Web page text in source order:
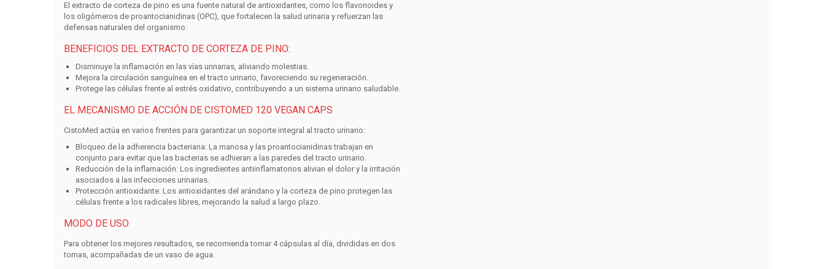
El extracto de corteza de pino es una fuente natural de antioxidantes, como los flavonoides y
los oligómeros de proantocianidinas (OPC), que fortalecen la salud urinaria y refuerzan las
defensas naturales del organismo.
BENEFICIOS DEL EXTRACTO DE CORTEZA DE PINO:
Disminuye la inflamación en las vías urinarias, aliviando molestias.
Mejora la circulación sanguínea en el tracto urinario, favoreciendo su regeneración.
Protege las células frente al estrés oxidativo, contribuyendo a un sistema urinario saludable.
EL MECANISMO DE ACCIÓN DE CISTOMED 120 VEGAN CAPS
CistoMed actúa en varios frentes para garantizar un soporte integral al tracto urinario:
Bloqueo de la adherencia bacteriana: La manosa y las proantocianidinas trabajan en
conjunto para evitar que las bacterias se adhieran a las paredes del tracto urinario.
Reducción de la inflamación: Los ingredientes antiinflamatorios alivian el dolor y la irritación
asociados a las infecciones urinarias.
Protección antioxidante: Los antioxidantes del arándano y la corteza de pino protegen las
células frente a los radicales libres, mejorando la salud a largo plazo.
MODO DE USO
Para obtener los mejores resultados, se recomienda tomar 4 cápsulas al día, divididas en dos
tomas, acompañadas de un vaso de agua.